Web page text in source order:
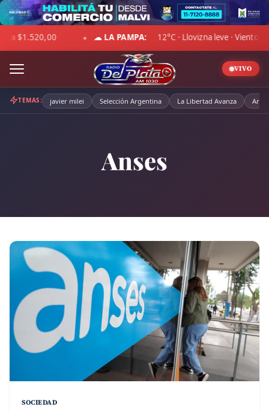
Skip
to
content11 km/h · Hum. 94% ◆ DÓLAR BLUE: Compra
VIVO
TEMAS: javier milei Selección Argentina La Libertad Avanza
Anses
SOCIEDAD